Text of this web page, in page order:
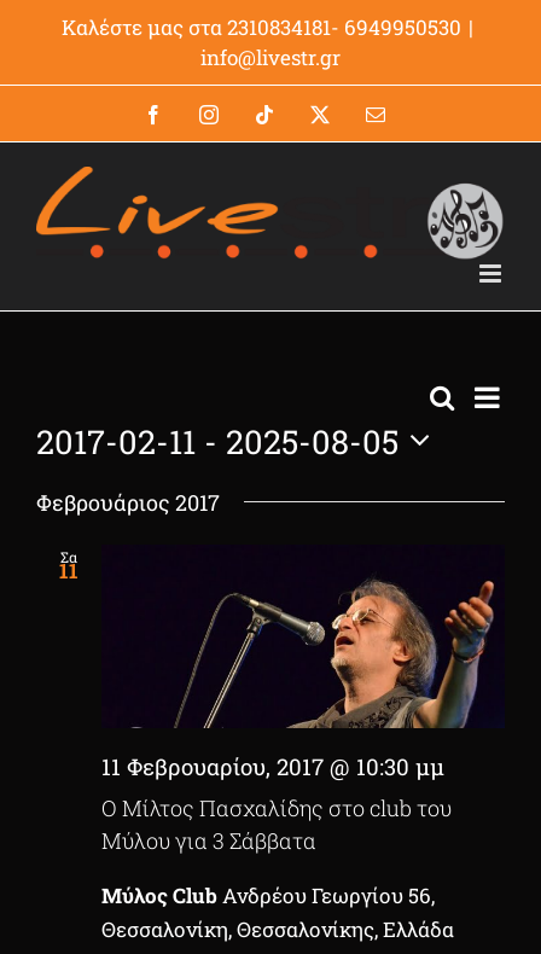
Μετάβαση
περιεχόμενο
Καλέστε μας στα 2310834181- 6949950530 |
info@livestr.gr
FacebookInstagramTiktok Email
Events
Search
SearchEvent
List
2017-02-11 - 2025-08-05
date.
Φεβρουάριος 2017
Σα
11
11 Φεβρουαρίου, 2017 @ 10:30 μμ
Ο Μίλτος Πασχαλίδης στο club του
Μύλου για 3 Σάββατα
Μύλος Club Ανδρέου Γεωργίου 56,
Θεσσαλονίκη, Θεσσαλονίκης, Ελλάδα